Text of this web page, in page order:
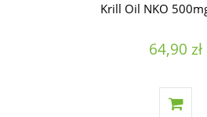
Krill Oil NKO
64,90 zł